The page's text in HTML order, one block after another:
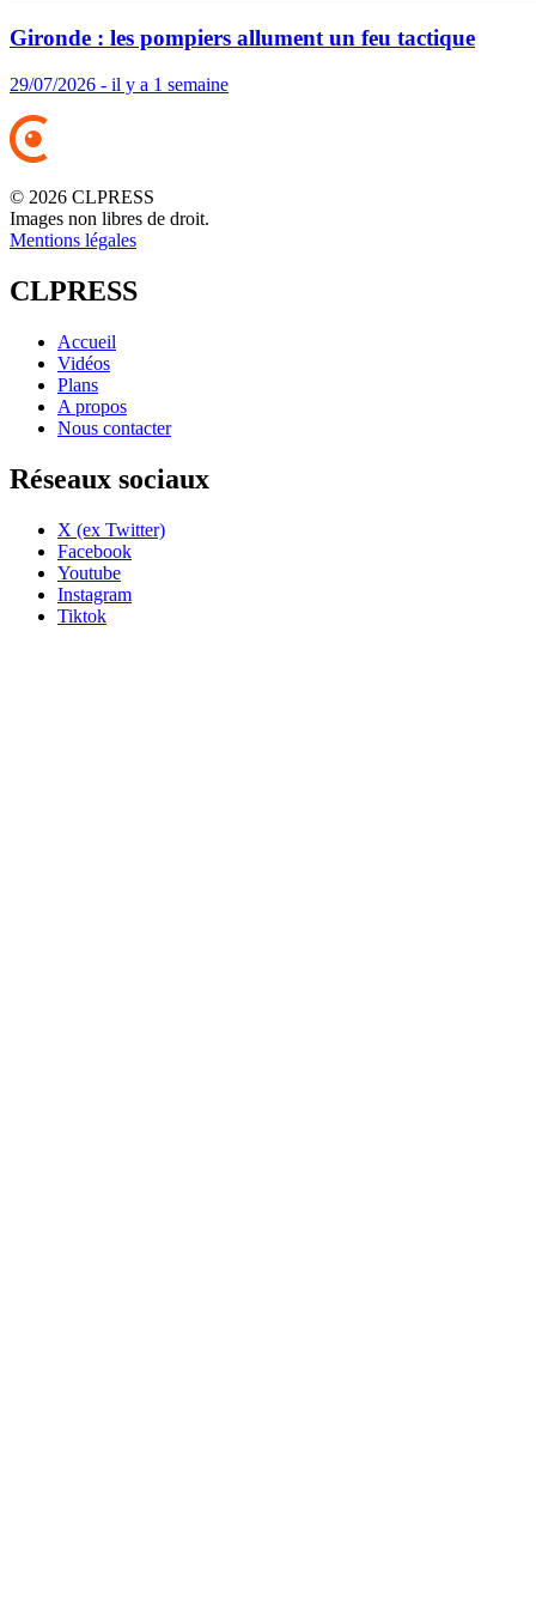
Gironde : les pompiers allument un feu tactique
29/07/2026 - il y a 1 semaine
© 2026 CLPRESS
Images non libres de droit.
Mentions légales
CLPRESS
Accueil
Vidéos
Plans
A propos
Nous contacter
Réseaux sociaux
X (ex Twitter)
Facebook
Youtube
Instagram
Tiktok